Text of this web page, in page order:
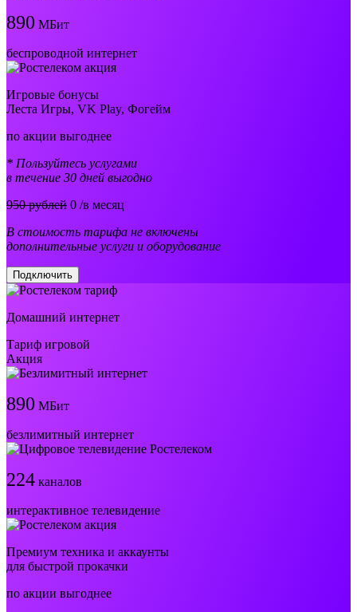
890 МБит
беспроводной интернет
Игровые бонусы
Леста Игры, VK Play, Фогейм
по акции выгоднее
* Пользуйтесь услугами
в течение 30 дней выгодно
950 рублей 0 /в месяц
В стоимость тарифа не включены
дополнительные услуги и оборудование
Подключить
Домашний интернет
Тариф игровой
Акция
890 МБит
безлимитный интернет
224 каналов
интерактивное телевидение
Премиум техника и аккаунты
для быстрой прокачки
по акции выгоднее